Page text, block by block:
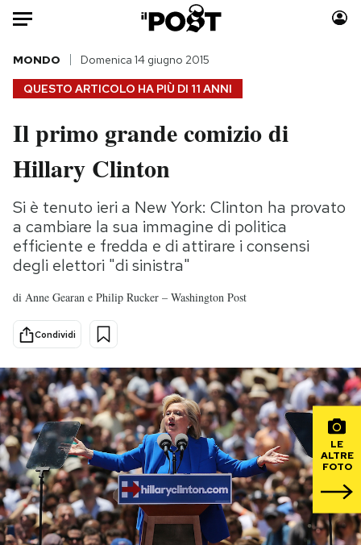
Auto
HOME
Italia
Politica
Tecnologia
Internet
Scienza
Cultura
Economia
Sport
Moda
Storie/Idee
Ok Boomer!
Media
Altrecose
PODCAST
NEWSLETTER
I MIEI PREFERITI
QUESTO ARTICOLO HA PIÙ DI 11 ANNI
MONDO Domenica 14 giugno 2015
Il primo grande comizio di
Hillary Clinton
Si è tenuto ieri a New York: Clinton ha provato
a cambiare la sua immagine di politica
efficiente e fredda e di attirare i consensi
degli elettori "di sinistra"
di Anne Gearan e Philip Rucker – Washington Post
Condividi
LE
ALTRE
FOTO